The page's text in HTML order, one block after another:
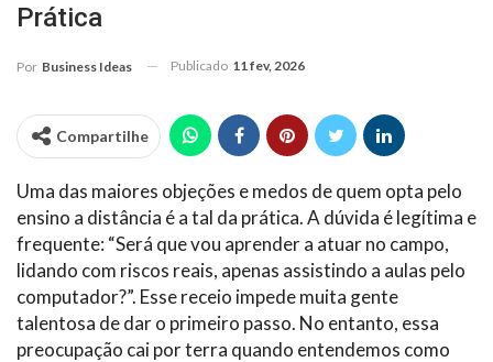
Prática
Por Business Ideas Publicado 11 fev, 2026
Compartilhe
Uma das maiores objeções e medos de quem opta pelo
ensino a distância é a tal da prática. A dúvida é legítima e
frequente: “Será que vou aprender a atuar no campo,
lidando com riscos reais, apenas assistindo a aulas pelo
computador?”. Esse receio impede muita gente
talentosa de dar o primeiro passo. No entanto, essa
preocupação cai por terra quando entendemos como